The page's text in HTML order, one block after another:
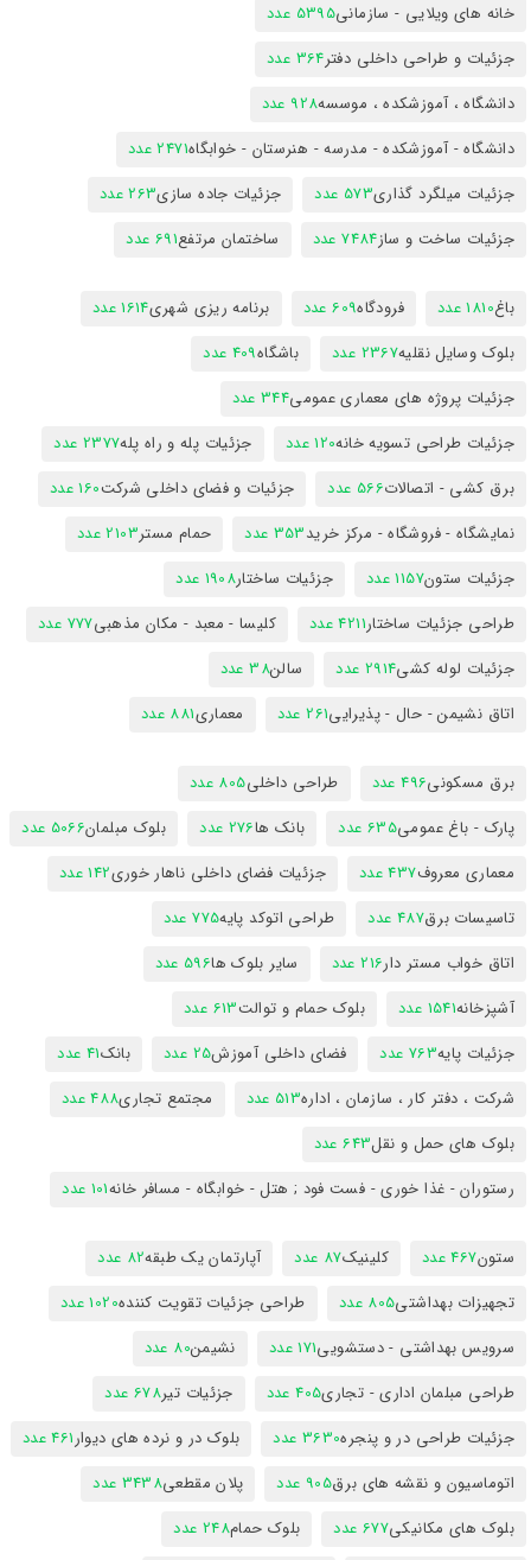
خانه های ویلایی - سازمانی5395 عدد
جزئیات و طراحی داخلی دفتر364 عدد
دانشگاه ، آموزشکده ، موسسه928 عدد
دانشگاه - آموزشکده - مدرسه - هنرستان - خوابگاه2471 عدد
جزئیات میلگرد گذاری573 عدد جزئیات جاده سازی263 عدد
جزئیات ساخت و ساز7484 عدد ساختمان مرتفع691 عدد
باغ1810 عدد فرودگاه609 عدد برنامه ریزی شهری1614 عدد
بلوک وسایل نقلیه2367 عدد باشگاه409 عدد
جزئیات پروژه های معماری عمومی344 عدد
جزئیات طراحی تسویه خانه120 عدد جزئیات پله و راه پله2377 عدد
برق کشی - اتصالات566 عدد جزئیات و فضای داخلی شرکت160 عدد
نمایشگاه - فروشگاه - مرکز خرید353 عدد حمام مستر2103 عدد
جزئیات ستون1157 عدد جزئیات ساختار1908 عدد
طراحی جزئیات ساختار4211 عدد کلیسا - معبد - مکان مذهبی777 عدد
جزئیات لوله کشی2914 عدد سالن38 عدد
اتاق نشیمن - حال - پذیرایی261 عدد معماری881 عدد
برق مسکونی496 عدد طراحی داخلی805 عدد
پارک - باغ عمومی635 عدد بانک ها276 عدد بلوک مبلمان5066 عدد
معماری معروف437 عدد جزئیات فضای داخلی ناهار خوری142 عدد
تاسیسات برق487 عدد طراحی اتوکد پایه775 عدد
اتاق خواب مستر دار216 عدد سایر بلوک ها596 عدد
آشپزخانه1541 عدد بلوک حمام و توالت613 عدد
جزئیات پایه763 عدد فضای داخلی آموزش25 عدد بانک41 عدد
شرکت ، دفتر کار ، سازمان ، اداره513 عدد مجتمع تجاری488 عدد
بلوک های حمل و نقل643 عدد
رستوران - غذا خوری - فست فود ; هتل - خوابگاه - مسافر خانه101 عدد
ستون467 عدد کلینیک87 عدد آپارتمان یک طبقه82 عدد
تجهیزات بهداشتی805 عدد طراحی جزئیات تقویت کننده1020 عدد
سرویس بهداشتی - دستشویی171 عدد نشیمن80 عدد
طراحی مبلمان اداری - تجاری405 عدد جزئیات تیر678 عدد
جزئیات طراحی در و پنجره3630 عدد بلوک در و نرده های دیوار461 عدد
اتوماسیون و نقشه های برق905 عدد پلان مقطعی3438 عدد
بلوک های مکانیکی677 عدد بلوک حمام248 عدد